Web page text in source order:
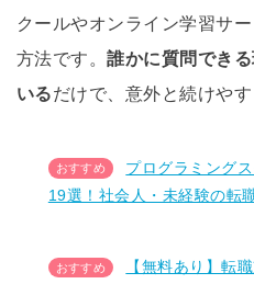
クールやオンライン学習サ
方法です。誰かに質問でき
いるだけで、意外と続けや
プログラミング
19選！社会人・未経験の転
【無料あり】転